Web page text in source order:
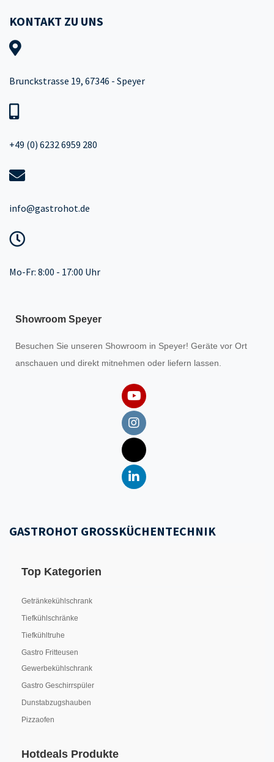
KONTAKT ZU UNS
Brunckstrasse 19, 67346 - Speyer
+49 (0) 6232 6959 280
info@gastrohot.de
Mo-Fr: 8:00 - 17:00 Uhr
Showroom Speyer
Besuchen Sie unseren Showroom in Speyer! Geräte vor Ort
anschauen und direkt mitnehmen oder liefern lassen.
GASTROHOT GROSSKÜCHENTECHNIK
Top Kategorien
Getränkekühlschrank
Tiefkühlschränke
Tiefkühltruhe
Gastro Fritteusen
Gewerbekühlschrank
Gastro Geschirrspüler
Dunstabzugshauben
Pizzaofen
Hotdeals Produkte